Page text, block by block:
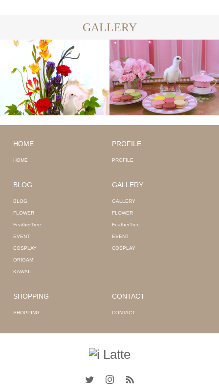
GALLERY
HOME
HOME
PROFILE
PROFILE
BLOG
BLOG
FLOWER
FeatherTree
EVENT
COSPLAY
ORIGAMI
KAWAII
GALLERY
GALLERY
FLOWER
FeatherTree
EVENT
COSPLAY
SHOPPING
SHOPPING
CONTACT
CONTACT